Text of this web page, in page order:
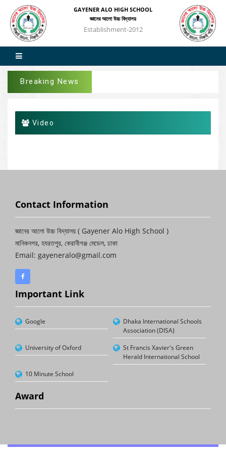
GAYENER ALO HIGH SCHOOL
জ্ঞানের আলো উচ্চ বিদ্যালয়
Establishment-2012
Breaking News
Video
Contact Information
জ্ঞানের আলো উচ্চ বিদ্যালয় ( Gayener Alo High School )
মানিকনগর, হযরতপুর, কেরানীগঞ্জ মেডেল, ঢাকা
Email: gayeneralo@gmail.com
Important Link
Google
Dhaka International Schools
Association (DISA)
University of Oxford
St Francis Xavier's Green
Herald International School
10 Minute School
Award